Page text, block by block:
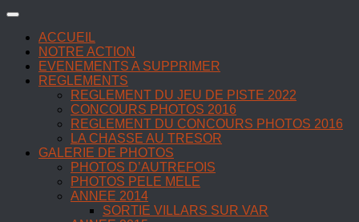
ACCUEIL
NOTRE ACTION
EVENEMENTS A SUPPRIMER
REGLEMENTS
REGLEMENT DU JEU DE PISTE 2022
CONCOURS PHOTOS 2016
REGLEMENT DU CONCOURS PHOTOS 2016
LA CHASSE AU TRESOR
GALERIE DE PHOTOS
PHOTOS D’AUTREFOIS
PHOTOS PELE MELE
ANNEE 2014
SORTIE VILLARS SUR VAR